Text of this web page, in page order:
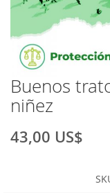
Buenos
niñez
43,00 US$
Saltar
al
comienzo
la